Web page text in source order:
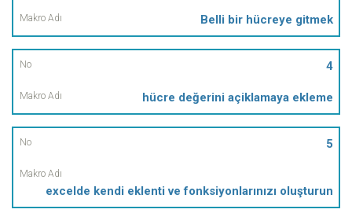
Belli bir hücreye gitmek
4
hücre değerini açiklamaya ekleme
5
excelde kendi eklenti ve fonksiyonlarınızı oluşturun